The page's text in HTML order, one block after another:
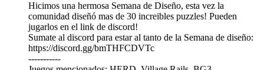
Hicimos una hermosa Semana de Diseño, esta vez la
comunidad diseñó mas de 30 increibles puzzles! Pueden
jugarlos en el link de discord!
Sumate al discord para estar al tanto de la Semana de diseño:
⁠https://discord.gg/bmTHFCDVTc⁠
-----------